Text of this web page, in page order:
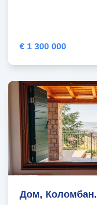
€ 1 300 000
Дом, Коломбан.